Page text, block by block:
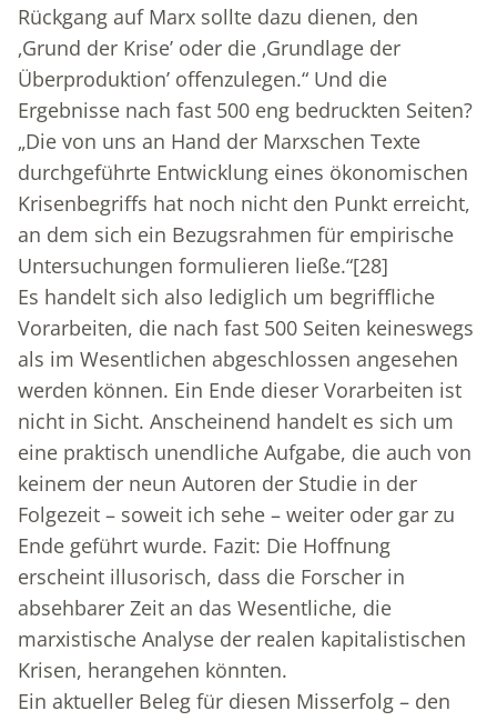
Rückgang auf Marx sollte dazu dienen, den
‚Grund der Krise’ oder die ‚Grundlage der
Überproduktion’ offenzulegen.“ Und die
Ergebnisse nach fast 500 eng bedruckten Seiten?
„Die von uns an Hand der Marxschen Texte
durchgeführte Entwicklung eines ökonomischen
Krisenbegriffs hat noch nicht den Punkt erreicht,
an dem sich ein Bezugsrahmen für empirische
Untersuchungen formulieren ließe.“[28]
Es handelt sich also lediglich um begriffliche
Vorarbeiten, die nach fast 500 Seiten keineswegs
als im Wesentlichen abgeschlossen angesehen
werden können. Ein Ende dieser Vorarbeiten ist
nicht in Sicht. Anscheinend handelt es sich um
eine praktisch unendliche Aufgabe, die auch von
keinem der neun Autoren der Studie in der
Folgezeit – soweit ich sehe – weiter oder gar zu
Ende geführt wurde. Fazit: Die Hoffnung
erscheint illusorisch, dass die Forscher in
absehbarer Zeit an das Wesentliche, die
marxistische Analyse der realen kapitalistischen
Krisen, herangehen könnten.
Ein aktueller Beleg für diesen Misserfolg – den